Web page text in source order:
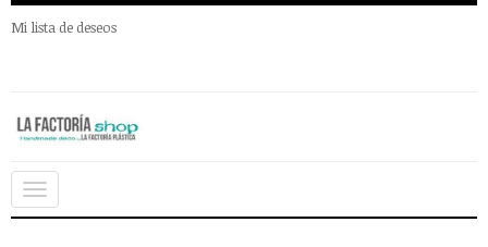
Mi lista de deseos
Navegación